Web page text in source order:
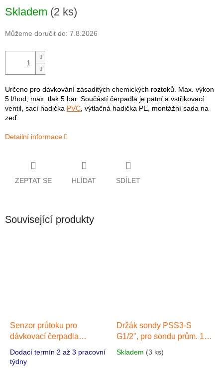
Skladem (2 ks)
Můžeme doručit do: 7.8.2026
Určeno pro dávkování zásaditých chemických roztoků. Max. výkon
5 l/hod, max. tlak 5 bar. Součástí čerpadla je patní a vstřikovací
ventil, sací hadička PVC, výtlačná hadička PE, montážní sada na
zeď.
Detailní informace
ZEPTAT SE HLÍDAT SDÍLET
Související produkty
Senzor průtoku pro
dávkovací čerpadla
PVC/Viton
Dodací termín 2 až 3 pracovní
týdny
Držák sondy PSS3-S
G1/2", pro sondu prům. 12
mm
Skladem (3 ks)